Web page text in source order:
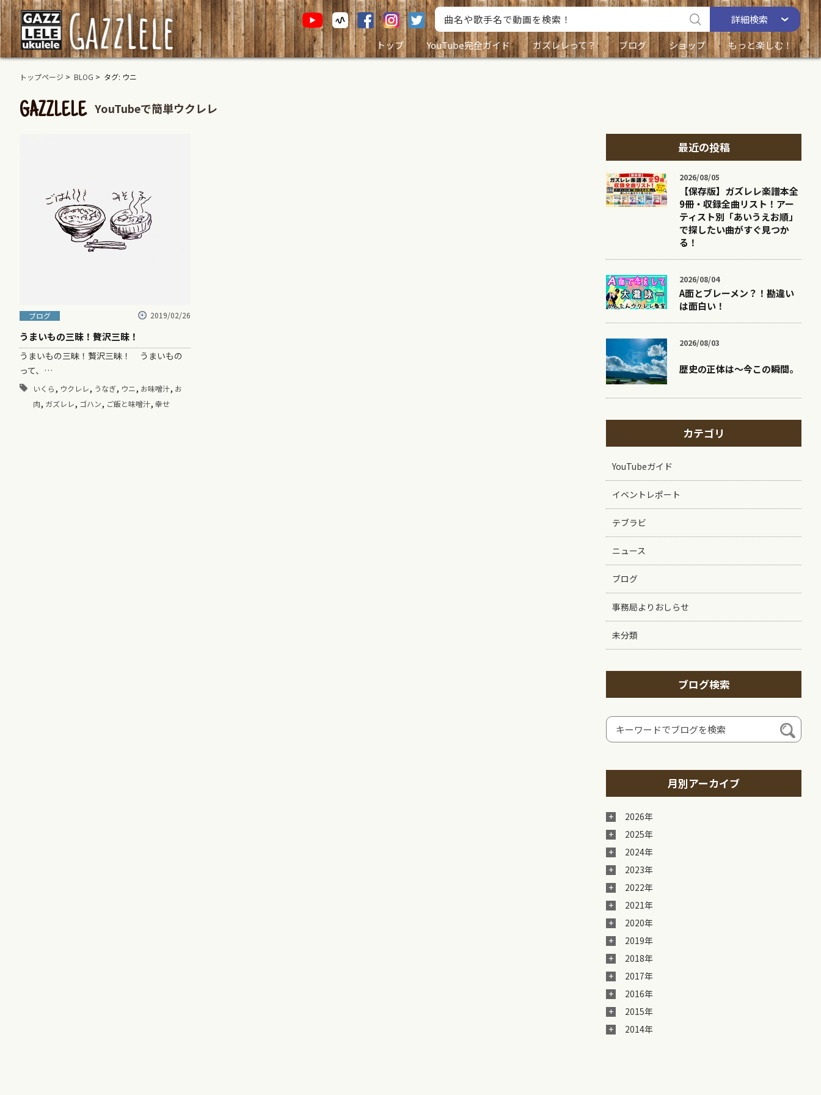
詳細検索
トップ
YouTube完全ガイド ガズレレって？ ブログ ショップ もっと楽しむ！
トップページ > BLOG > タグ: ウニ
GAZZLELE YouTubeで簡単ウクレレ
ブログ 2019/02/26
うまいもの三昧！贅沢三昧！
うまいもの三昧！贅沢三昧！ うまいもの
って、…
いくら , ウクレレ, うなぎ, ウニ, お味噌汁, お
肉, ガズレレ, ゴハン, ご飯と味噌汁, 幸せ
最近の投稿
2026/08/05
【保存版】ガズレレ楽譜本全
9冊・収録全曲リスト！アー
ティスト別「あいうえお順」
で探したい曲がすぐ見つか
る！
2026/08/04
A面とブレーメン？！勘違い
は面白い！
2026/08/03
歴史の正体は〜今この瞬間。
カテゴリ
YouTubeガイド
イベントレポート
テブラビ
ニュース
ブログ
事務局よりおしらせ
未分類
ブログ検索
月別アーカイブ
2026年
2025年
2024年
2023年
2022年
2021年
2020年
2019年
2018年
2017年
2016年
2015年
2014年